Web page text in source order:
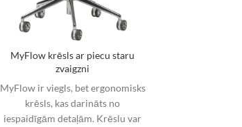
MyFlow krēsls ar piecu staru
zvaigzni
MyFlow ir viegls, bet ergonomisks
krēsls, kas darināts no
iespaidīgām detaļām. Krēslu var